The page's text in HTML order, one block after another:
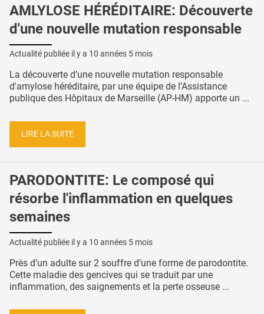
AMLYLOSE HÉRÉDITAIRE: Découverte
d'une nouvelle mutation responsable
Actualité publiée il y a 10 années 5 mois
La découverte d’une nouvelle mutation responsable
d'amylose héréditaire, par une équipe de l’Assistance
publique des Hôpitaux de Marseille (AP-HM) apporte un ...
LIRE LA SUITE
PARODONTITE: Le composé qui
résorbe l'inflammation en quelques
semaines
Actualité publiée il y a 10 années 5 mois
Près d’un adulte sur 2 souffre d’une forme de parodontite.
Cette maladie des gencives qui se traduit par une
inflammation, des saignements et la perte osseuse ...